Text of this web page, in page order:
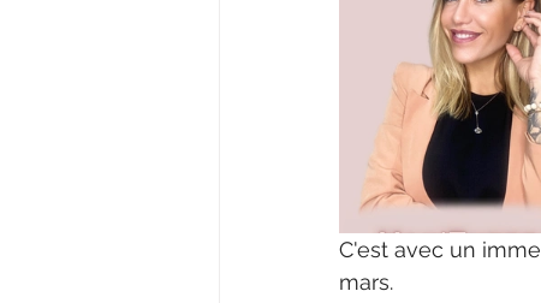
C'est avec un
mars.